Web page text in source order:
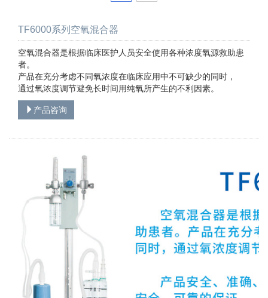
TF6000系列空氧混合器
空氧混合器是根据临床医护人员安全使用各种浓度氧源救助患
者。
产品在充分考虑不同氧浓度在临床应用中不可缺少的同时，
通过氧浓度调节避免长时间用纯氧所产生的不利因素。
产品咨询